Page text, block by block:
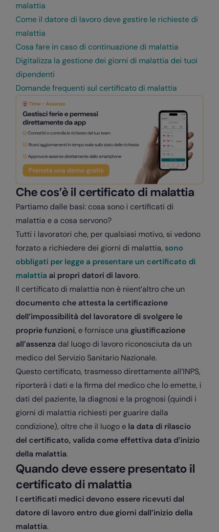
malattia
Come il datore di lavoro deve gestire le richieste di
malattia
Cosa fare in caso di continuazione di malattia
Digitalizza la gestione dei giorni di malattia dei tuoi
dipendenti
Domande frequenti sul certificato di malattia
Che cos’è il certificato di malattia
Partiamo dalle basi: cosa sono i certificati di
malattia e a cosa servono?
Tutti i lavoratori che, per qualsiasi motivo, si vedono
forzato a richiedere dei giorni di malattia, sono
obbligati per legge a presentare un certificato di
malattia ai propri datori di lavoro.
Il certificato di malattia non è nient’altro che un
documento che attesta la certificazione
dell’impossibilità del lavoratore di svolgere le
proprie funzioni, e fornisce una giustificazione
all’assenza dal luogo di lavoro riconosciuta da un
medico del Servizio Sanitario Nazionale.
Questo certificato, trasmesso direttamente all’INPS,
riporterà i dati e la firma del medico che lo emette, i
dati del paziente, la diagnosi e la prognosi (quindi i
giorni di malattia richiesti per guarire dalla
condizione), oltre che il luogo e la data di rilascio
del certificato, valida come effettiva data d’inizio
della malattia.
Quando deve essere presentato il
certificato di malattia
I certificati medici devono essere ricevuti dal
datore di lavoro entro due giorni dall’inizio della
malattia.